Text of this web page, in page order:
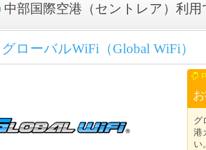
中部国際空港（セントレア）利
グローバルWiFi（Global WiFi）
グ
港
い